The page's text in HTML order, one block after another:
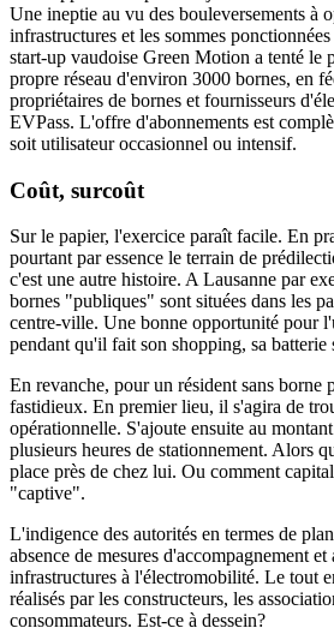
Une ineptie au vu des bouleversements à
infrastructures et les sommes
start-up vaudoise Green Motion a tenté le
propre réseau d'environ 3000 bornes, en
propriétaires de bornes et fournisseurs
EVPass. L'offre d'abonnements est
soit utilisateur occasionnel ou intensif.
Coût, surcoût
Sur le papier, l'exercice paraît facile. En
pourtant par essence le terrain de
c'est une autre histoire. A Lausanne par
bornes "publiques" sont situées dans les
centre-ville. Une bonne opportunité pour
pendant qu'il fait son shopping, sa batterie
En revanche, pour un résident sans borne
fastidieux. En premier lieu, il s'agira de
opérationnelle. S'ajoute ensuite au
plusieurs heures de stationnement. Alors
place près de chez lui. Ou comment
"captive".
L'indigence des autorités en termes de
absence de mesures d'accompagnement
infrastructures à l'électromobilité. Le tout
réalisés par les constructeurs, les
consommateurs. Est-ce à dessein?